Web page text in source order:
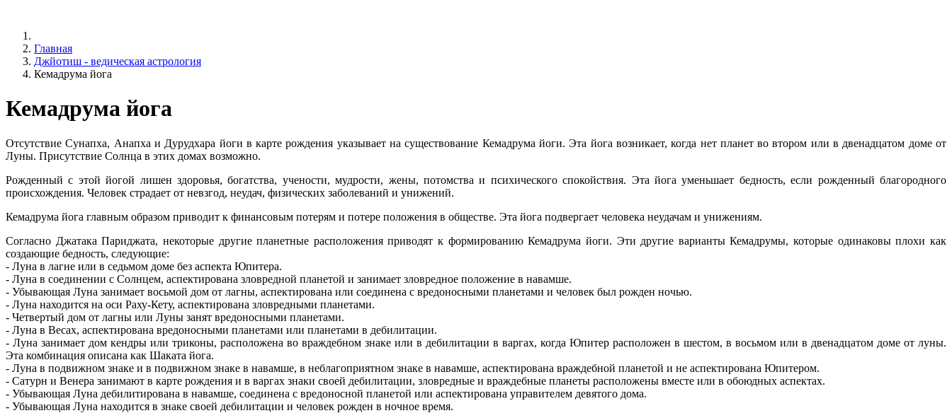
Главная
Джйотиш - ведическая астрология
Кемадрума йога
Кемадрума йога
Отсутствие Сунапха, Анапха и Дурудхара йоги в карте рождения указывает на существование Кемадрума йоги. Эта йога возникает, когда нет планет во втором или в двенадцатом доме от
Луны. Присутствие Солнца в этих домах возможно.
Рожденный с этой йогой лишен здоровья, богатства, учености, мудрости, жены, потомства и психического спокойствия. Эта йога уменьшает бедность, если рожденный благородного
происхождения. Человек страдает от невзгод, неудач, физических заболеваний и унижений.
Кемадрума йога главным образом приводит к финансовым потерям и потере положения в обществе. Эта йога подвергает человека неудачам и унижениям.
Согласно Джатака Париджата, некоторые другие планетные расположения приводят к формированию Кемадрума йоги. Эти другие варианты Кемадрумы, которые одинаковы плохи как
создающие бедность, следующие:
- Луна в лагне или в седьмом доме без аспекта Юпитера.
- Луна в соединении с Солнцем, аспектирована зловредной планетой и занимает зловредное положение в навамше.
- Убывающая Луна занимает восьмой дом от лагны, аспектирована или соединена с вредоносными планетами и человек был рожден ночью.
- Луна находится на оси Раху-Кету, аспектирована зловредными планетами.
- Четвертый дом от лагны или Луны занят вредоносными планетами.
- Луна в Весах, аспектирована вредоносными планетами или планетами в дебилитации.
- Луна занимает дом кендры или триконы, расположена во враждебном знаке или в дебилитации в варгах, когда Юпитер расположен в шестом, в восьмом или в двенадцатом доме от луны.
Эта комбинация описана как Шаката йога.
- Луна в подвижном знаке и в подвижном знаке в навамше, в неблагоприятном знаке в навамше, аспектирована враждебной планетой и не аспектирована Юпитером.
- Сатурн и Венера занимают в карте рождения и в варгах знаки своей дебилитации, зловредные и враждебные планеты расположены вместе или в обоюдных аспектах.
- Убывающая Луна дебилитирована в навамше, соединена с вредоносной планетой или аспектирована управителем девятого дома.
- Убывающая Луна находится в знаке своей дебилитации и человек рожден в ночное время.